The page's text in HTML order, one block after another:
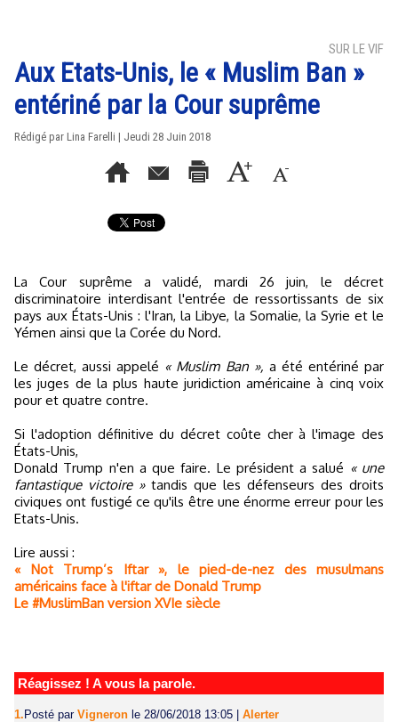
SUR LE VIF
Aux Etats-Unis, le « Muslim Ban »
entériné par la Cour suprême
Rédigé par Lina Farelli | Jeudi 28 Juin 2018
La Cour suprême a validé, mardi 26 juin, le décret
discriminatoire interdisant l'entrée de ressortissants de six
pays aux États-Unis : l'Iran, la Libye, la Somalie, la Syrie et le
Yémen ainsi que la Corée du Nord.
Le décret, aussi appelé « Muslim Ban », a été entériné par
les juges de la plus haute juridiction américaine à cinq voix
pour et quatre contre.
Si l'adoption définitive du décret coûte cher à l'image des
États-Unis,
Donald Trump n'en a que faire. Le président a salué « une
fantastique victoire »tandis que les défenseurs des droits
civiques ont fustigé ce qu'ils être une énorme erreur pour les
Etats-Unis.
Lire aussi :
« Not Trump’s Iftar », le pied-de-nez des musulmans
américains face à l'iftar de Donald Trump
Le #MuslimBan version XVIe siècle
Réagissez ! A vous la parole.
1. Posté par Vigneron le 28/06/2018 13:05
Alerter